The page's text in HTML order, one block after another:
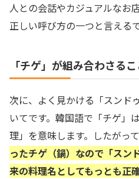
人との会話やカジュアルなお
正しい呼び方の一つと言える
「チゲ」が組み合わさる
次に、よく見かける「スンド
いてです。韓国語で「チゲ」
理」を意味します。したがって
ったチゲ（鍋）なので「スン
来の料理名としてもっとも正